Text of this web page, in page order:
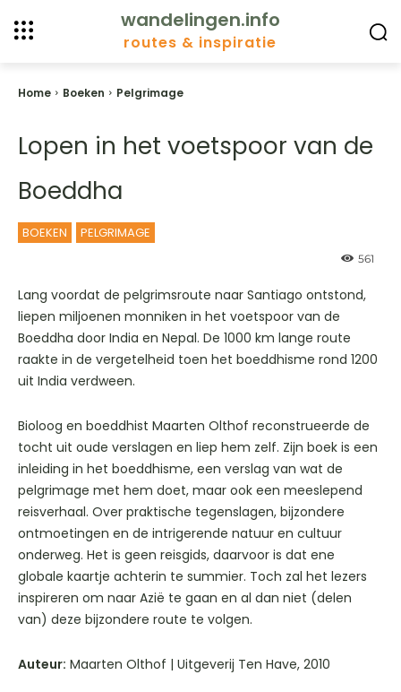
wandelingen.info
routes & inspiratie
Home Boeken Pelgrimage
Lopen in het voetspoor van de
Boeddha
BOEKEN PELGRIMAGE
561
Lang voordat de pelgrimsroute naar Santiago ontstond,
liepen miljoenen monniken in het voetspoor van de
Boeddha door India en Nepal. De 1000 km lange route
raakte in de vergetelheid toen het boeddhisme rond 1200
uit India verdween.
Bioloog en boeddhist Maarten Olthof reconstrueerde de
tocht uit oude verslagen en liep hem zelf. Zijn boek is een
inleiding in het boeddhisme, een verslag van wat de
pelgrimage met hem doet, maar ook een meeslepend
reisverhaal. Over praktische tegenslagen, bijzondere
ontmoetingen en de intrigerende natuur en cultuur
onderweg. Het is geen reisgids, daarvoor is dat ene
globale kaartje achterin te summier. Toch zal het lezers
inspireren om naar Azië te gaan en al dan niet (delen
van) deze bijzondere route te volgen.
Auteur: Maarten Olthof | Uitgeverij Ten Have, 2010